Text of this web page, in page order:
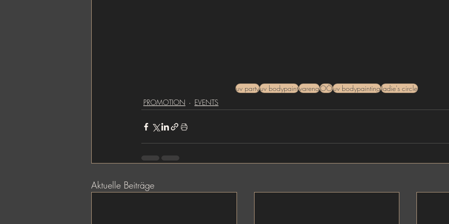
uv partyuv bodypaintvarenaOÖuv bodypaintingladie's circle
PROMOTION
EVENTS
Aktuelle Beiträge